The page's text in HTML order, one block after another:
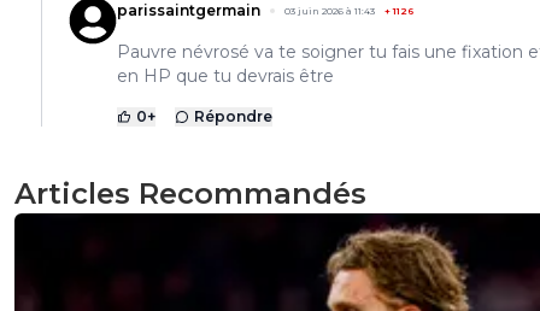
parissaintgermain 03 juin 2026 à 11:43 +1126
Pauvre névrosé va te soigner tu fais une fixation
en HP que tu devrais être
0+ Répondre
Articles Recommandés